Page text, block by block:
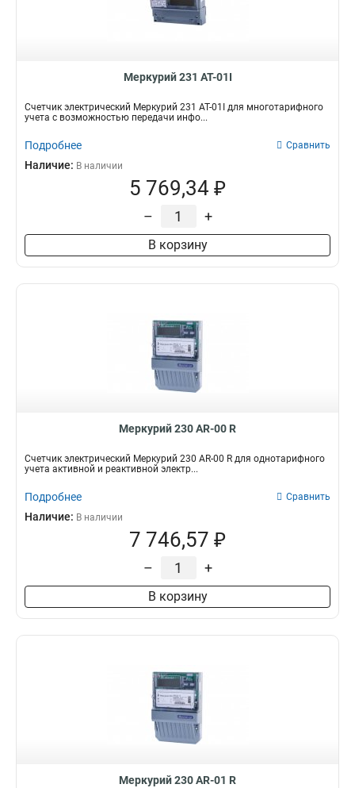
Меркурий 231 АТ-01I
Счетчик электрический Меркурий 231 АТ-01I для многотарифного
учета с возможностью передачи инфо...
Подробнее Сравнить
Наличие: В наличии
5 769,34 ₽
– +
В корзину
Меркурий 230 AR-00 R
Счетчик электрический Меркурий 230 AR-00 R для однотарифного
учета активной и реактивной электр...
Подробнее Сравнить
Наличие: В наличии
7 746,57 ₽
– +
В корзину
Меркурий 230 AR-01 R